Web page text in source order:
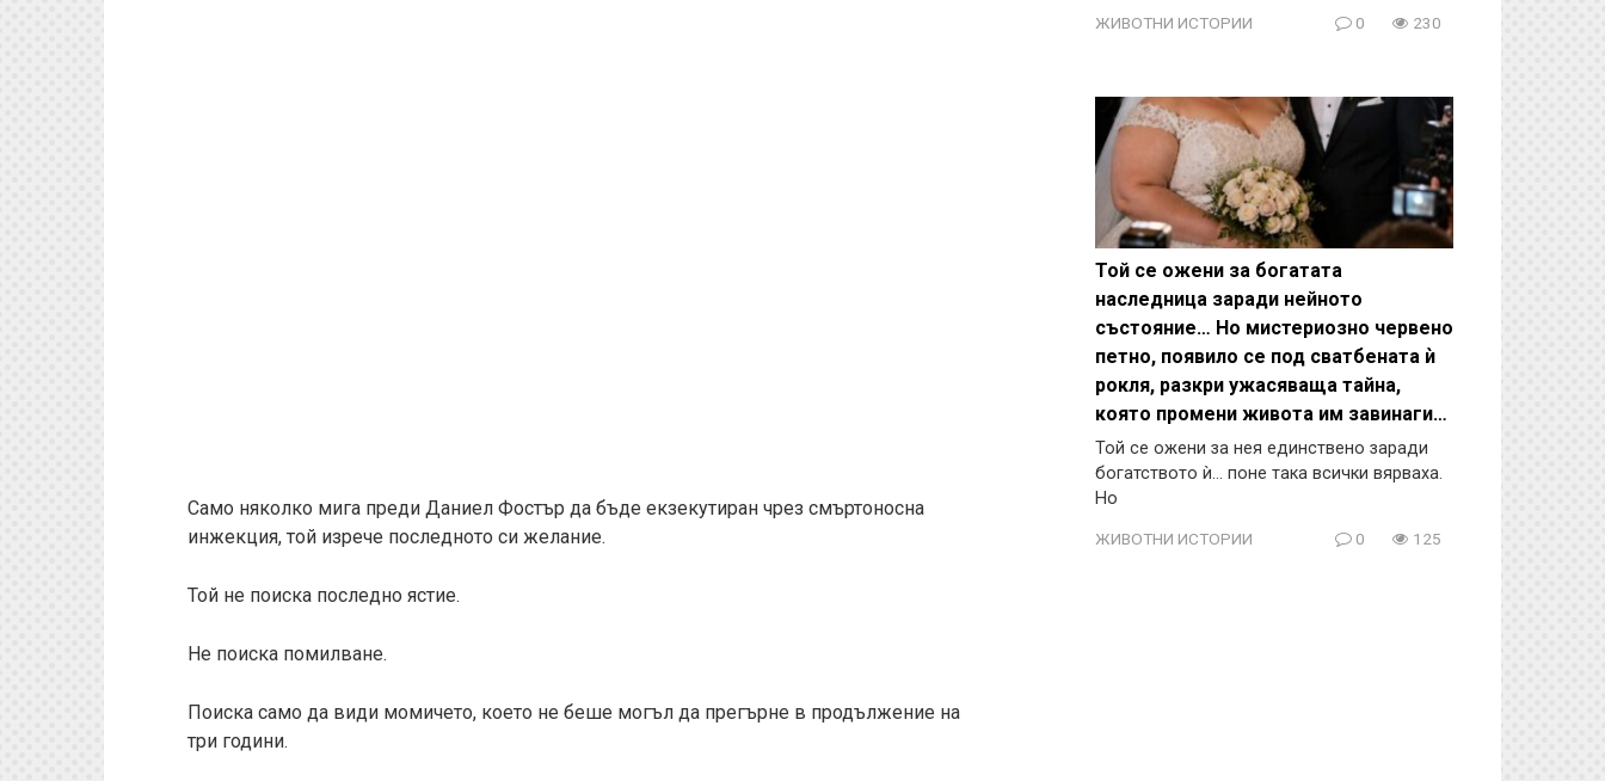
Само няколко мига преди Даниел Фостър да бъде екзекутиран чрез смъртоносна
инжекция, той изрече последното си желание.
Той не поиска последно ястие.
Не поиска помилване.
Поиска само да види момичето, което не беше могъл да прегърне в продължение на
три години.
ЖИВОТНИ ИСТОРИИ 0 230
Той се ожени за богатата
наследница заради нейното
състояние… Но мистериозно червено
петно, появило се под сватбената ѝ
рокля, разкри ужасяваща тайна,
която промени живота им завинаги…
Той се ожени за нея единствено заради
богатството ѝ… поне така всички вярваха.
Но
ЖИВОТНИ ИСТОРИИ 0 125